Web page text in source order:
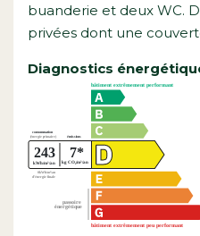
buanderie et deux WC.
privées dont une
Diagnostics